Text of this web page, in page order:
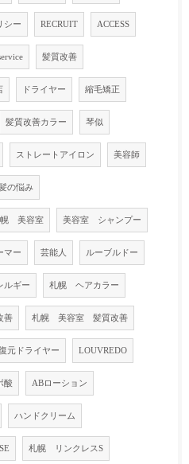
シー RECRUIT ACCESS
髪質改善
ドライヤー 縮毛矯正
髪質改善カラー 琴似
ストレートアイロン 美容師
の悩み
美容室 美容室 シャンプー
マー 芸能人 ルーブルドー
ギー 札幌 ヘアカラー
善 札幌 美容室 髪質改善
元ドライヤー LOUVREDO
酸 ABローション
ハンドクリーム
札幌 リンクレスS